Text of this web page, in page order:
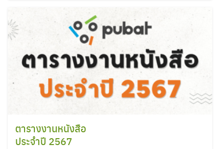
Search
ตารางงานหนังสือ
ประจำปี 2567